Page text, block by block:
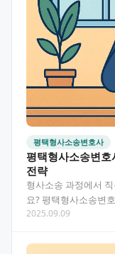
평택형사소송변호사
평택형사소송변
전략
형사소송 과정에서
요? 평택형사소송변
대응 방법과 법률 대
2025.09.09